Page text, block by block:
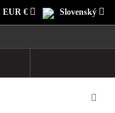
Slovenský
EUR €